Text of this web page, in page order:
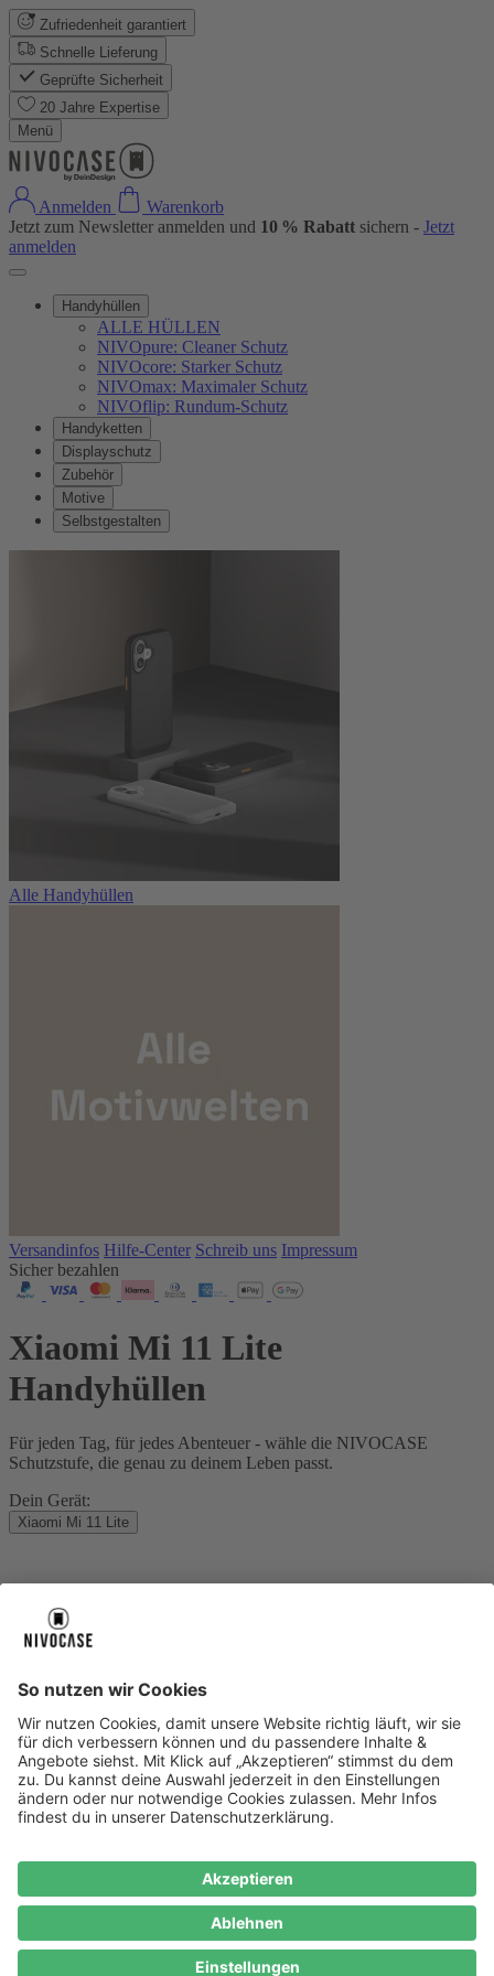
Zufriedenheit garantiert
Schnelle Lieferung
Geprüfte Sicherheit
20 Jahre Expertise
Menü
Anmelden
Warenkorb
Jetzt zum Newsletter anmelden und 10 % Rabatt sichern - Jetzt
anmelden
Handyhüllen
ALLE HÜLLEN
NIVOpure: Cleaner Schutz
NIVOcore: Starker Schutz
NIVOmax: Maximaler Schutz
NIVOflip: Rundum-Schutz
Handyketten
Displayschutz
Zubehör
Motive
Selbstgestalten
Alle Handyhüllen
Versandinfos Hilfe-Center Schreib uns Impressum
Sicher bezahlen
Xiaomi Mi 11 Lite
Handyhüllen
Für jeden Tag, für jedes Abenteuer - wähle die NIVOCASE
Schutzstufe, die genau zu deinem Leben passt.
Dein Gerät:
Xiaomi Mi 11 Lite
About NIVOCASE
Geschäftskunden
Zahlungsarten Versandinfos Alle Hilfe-Themen
Zufriedenheitsgarantie
Service
Service
AGB VERTRAG WIDERRUFEN Datenschutz
Ombudsmann
Barrierefreiheit Lieferantenkodex Bestell-Prozess
Samsung Handyhüllen
Handyhüllen Handyketten
Cookie Consent
* Preisangaben inkl. Mwst. und zzgl.Versandkosten